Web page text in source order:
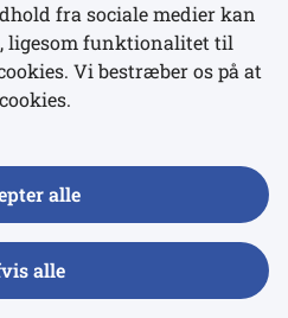
fra sociale medier kan
ligesom funktionalitet til
Vi bestræber os på at
alle
alle